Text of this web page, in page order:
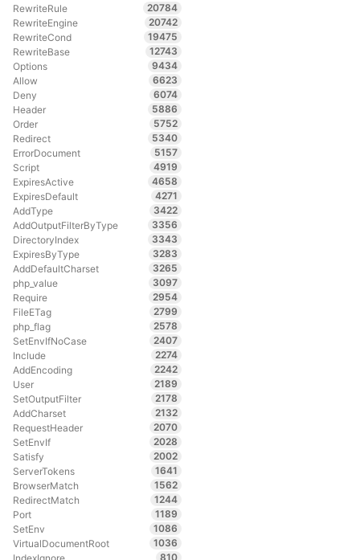
RewriteRule
20784
RewriteEngine
20742
RewriteCond
19475
RewriteBase
12743
Options
9434
Allow
6623
Deny
6074
Header
5886
Order
5752
Redirect
5340
ErrorDocument
5157
Script
4919
ExpiresActive
4658
ExpiresDefault
4271
AddType
3422
AddOutputFilterByType
3356
DirectoryIndex
3343
ExpiresByType
3283
AddDefaultCharset
3265
php_value
3097
Require
2954
FileETag
2799
php_flag
2578
SetEnvIfNoCase
2407
Include
2274
AddEncoding
2242
User
2189
SetOutputFilter
2178
AddCharset
2132
RequestHeader
2070
SetEnvIf
2028
Satisfy
2002
ServerTokens
1641
BrowserMatch
1562
RedirectMatch
1244
Port
1189
SetEnv
1086
VirtualDocumentRoot
1036
810